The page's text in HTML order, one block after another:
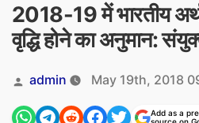
2018-19 में भारतीय
वृद्धि होने का अनुमान: संयुक्त
Posted
by
admin May 19th, 2018
Add as a